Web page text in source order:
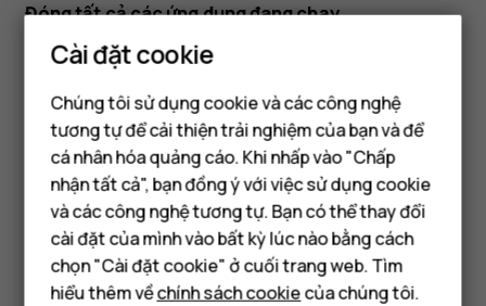
Điện thoại thông minh
Điện thoại phổ thông
Máy tính bảng
Đóng tất cả các ứng dụng đang chạy
Vuốt lên phím chủ
, vuốt sang phải qua tất cả các ứng
Bạn tìm được thông tin hữu ích không?
Có Không
Cài đặt cookie
Chúng tôi sử dụng cookie và các công nghệ
tương tự để cải thiện trải nghiệm của bạn và để
cá nhân hóa quảng cáo. Khi nhấp vào "Chấp
nhận tất cả", bạn đồng ý với việc sử dụng cookie
và các công nghệ tương tự. Bạn có thể thay đổi
cài đặt của mình vào bất kỳ lúc nào bằng cách
chọn "Cài đặt cookie" ở cuối trang web. Tìm
hiểu thêm vềchính sách cookiecủa chúng tôi.